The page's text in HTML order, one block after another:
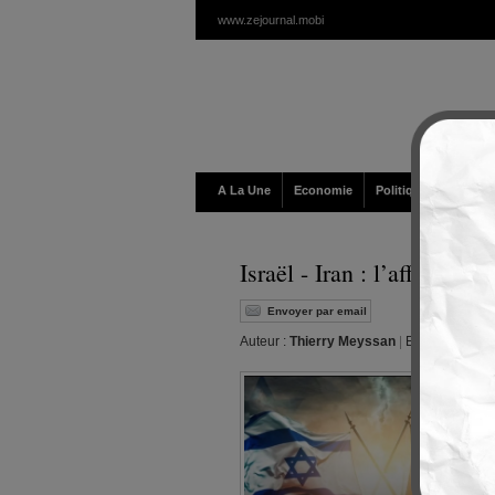
www.zejournal.mobi
A La Une Economie Politique /
Israël - Iran :
Envoyer par email
Auteur : Thierry Meyssan Editeur :